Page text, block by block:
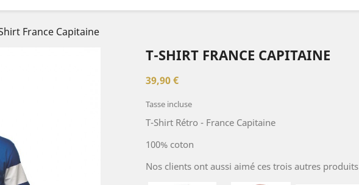
France Capitaine
T-SHIRT FRANCE CAPITAINE
39,90 €
Tasse incluse
T-Shirt Rétro - France Capitaine
100% coton
Nos clients ont aussi aimé ces trois autres produits